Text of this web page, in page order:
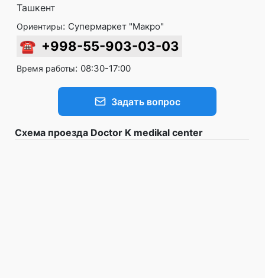
Ташкент
Ориентиры: Супермаркет "Макро"
☎ +998-55-903-03-03
Время работы: 08:30-17:00
Задать вопрос
Схема проезда Doctor K medikal center